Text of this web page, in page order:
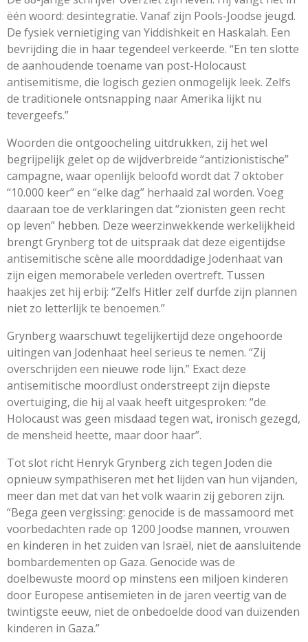
ëén woord: desintegratie. Vanaf zijn Pools-Joodse jeugd.
De fysiek vernietiging van Yiddishkeit en Haskalah. Een
bevrijding die in haar tegendeel verkeerde. “En ten slotte
de aanhoudende toename van post-Holocaust
antisemitisme, die logisch gezien onmogelijk leek. Zelfs
de traditionele ontsnapping naar Amerika lijkt nu
tevergeefs.”
Woorden die ontgoocheling uitdrukken, zij het wel
begrijpelijk gelet op de wijdverbreide “antizionistische”
campagne, waar openlijk beloofd wordt dat 7 oktober
“10.000 keer” en “elke dag” herhaald zal worden. Voeg
daaraan toe de verklaringen dat “zionisten geen recht
op leven” hebben. Deze weerzinwekkende werkelijkheid
brengt Grynberg tot de uitspraak dat deze eigentijdse
antisemitische scène alle moorddadige Jodenhaat van
zijn eigen memorabele verleden overtreft. Tussen
haakjes zet hij erbij: “Zelfs Hitler zelf durfde zijn plannen
niet zo letterlijk te benoemen.”
Grynberg waarschuwt tegelijkertijd deze ongehoorde
uitingen van Jodenhaat heel serieus te nemen. “Zij
overschrijden een nieuwe rode lijn.” Exact deze
antisemitische moordlust onderstreept zijn diepste
overtuiging, die hij al vaak heeft uitgesproken: “de
Holocaust was geen misdaad tegen wat, ironisch gezegd,
de mensheid heette, maar door haar”.
Tot slot richt Henryk Grynberg zich tegen Joden die
opnieuw sympathiseren met het lijden van hun vijanden,
meer dan met dat van het volk waarin zij geboren zijn.
“Bega geen vergissing: genocide is de massamoord met
voorbedachten rade op 1200 Joodse mannen, vrouwen
en kinderen in het zuiden van Israël, niet de aansluitende
bombardementen op Gaza. Genocide was de
doelbewuste moord op minstens een miljoen kinderen
door Europese antisemieten in de jaren veertig van de
twintigste eeuw, niet de onbedoelde dood van duizenden
kinderen in Gaza.”